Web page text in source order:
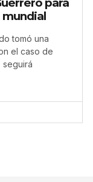
para
mundial
tomó una
el caso de
seguirá